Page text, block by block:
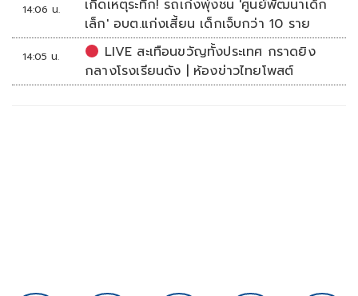
14:06 น.
เกิดเหตุระทึก! รถเก๋งพุ่งชน 'ศูนย์พัฒนาเด็ก
เล็ก' อบต.แก่งเสี้ยน เด็กเจ็บกว่า 10 ราย
14:05 น.
LIVE สะเทือนขวัญทั้งประเทศ กราดยิง
กลางโรงเรียนดัง | ห้องข่าวไทยโพสต์